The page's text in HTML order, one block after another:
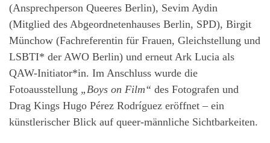
(Ansprechperson Queeres Berlin), Sevim Aydin
(Mitglied des Abgeordnetenhauses Berlin, SPD), Birgit
Münchow (Fachreferentin für Frauen, Gleichstellung und
LSBTI* der AWO Berlin) und erneut Ark Lucia als
QAW-Initiator*in. Im Anschluss wurde die
Fotoausstellung „Boys on Film“ des Fotografen und
Drag Kings Hugo Pérez Rodríguez eröffnet – ein
künstlerischer Blick auf queer-männliche Sichtbarkeiten.